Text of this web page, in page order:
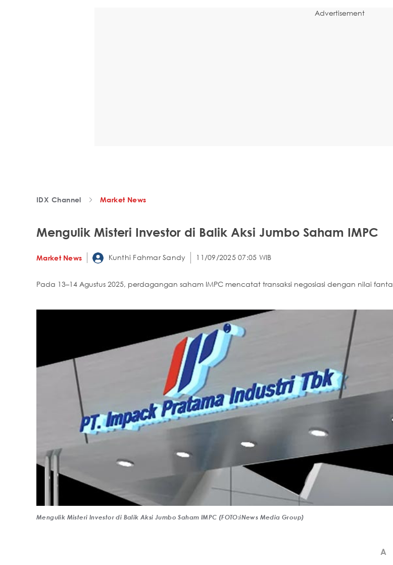
Advertisement
IDX Channel Market News
Mengulik Misteri Investor di Balik Aksi Jumbo Saham IMPC
Market News Kunthi Fahmar Sandy 11/09/2025 07:05 WIB
Pada 13–14 Agustus 2025, perdagangan saham IMPC mencatat transaksi negosiasi dengan nilai
Mengulik Misteri Investor di Balik Aksi Jumbo Saham IMPC (FOTO:iNews Media Group)
A